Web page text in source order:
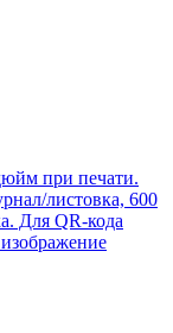
при печати.
листовка, 600
Для QR-кода